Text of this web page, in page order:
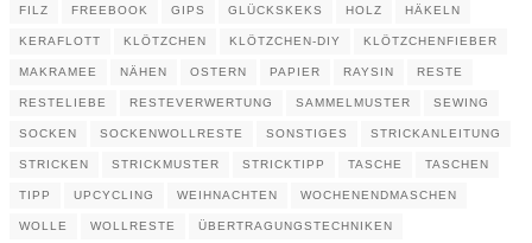
FILZ FREEBOOK GIPS GLÜCKSKEKS HOLZ HÄKELN
KERAFLOTT KLÖTZCHEN KLÖTZCHEN-DIY KLÖTZCHENFIEBER
MAKRAMEE NÄHEN OSTERN PAPIER RAYSIN RESTE
RESTELIEBE RESTEVERWERTUNG SAMMELMUSTER SEWING
SOCKEN SOCKENWOLLRESTE SONSTIGES STRICKANLEITUNG
STRICKEN STRICKMUSTER STRICKTIPP TASCHE TASCHEN
TIPP UPCYCLING WEIHNACHTEN WOCHENENDMASCHEN
WOLLE WOLLRESTE ÜBERTRAGUNGSTECHNIKEN